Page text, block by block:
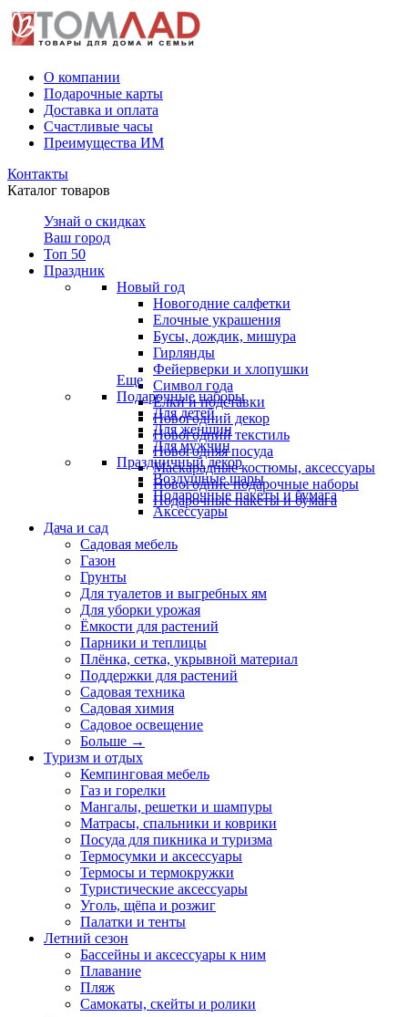
О компании
Подарочные карты
Доставка и оплата
Счастливые часы
Преимущества ИМ
Контакты
Каталог товаров
Узнай о скидках
Ваш город
Топ 50
Праздник
Новый год
Новогодние салфетки
Елочные украшения
Бусы, дождик, мишура
Гирлянды
Фейерверки и хлопушки
Символ года
Ёлки и подставки
Новогодний декор
Новогодний текстиль
Новогодняя посуда
Маскарадные костюмы, аксессуары
Новогодние подарочные наборы
Подарочные пакеты и бумага
Еще
Подарочные наборы
Для детей
Для женщин
Для мужчин
Праздничный декор
Воздушные шары
Подарочные пакеты и бумага
Аксессуары
Дача и сад
Садовая мебель
Газон
Грунты
Для туалетов и выгребных ям
Для уборки урожая
Ёмкости для растений
Парники и теплицы
Плёнка, сетка, укрывной материал
Поддержки для растений
Садовая техника
Садовая химия
Садовое освещение
Больше →
Туризм и отдых
Кемпинговая мебель
Газ и горелки
Мангалы, решетки и шампуры
Матрасы, cпальники и коврики
Посуда для пикника и туризма
Термосумки и аксессуары
Термосы и термокружки
Туристические аксессуары
Уголь, щёпа и розжиг
Палатки и тенты
Летний сезон
Бассейны и аксессуары к ним
Плавание
Пляж
Самокаты, скейты и ролики